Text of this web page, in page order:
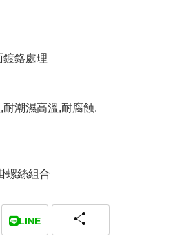
鍍鉻處理
潮濕高溫,耐腐蝕.
螺絲組合
LINE share